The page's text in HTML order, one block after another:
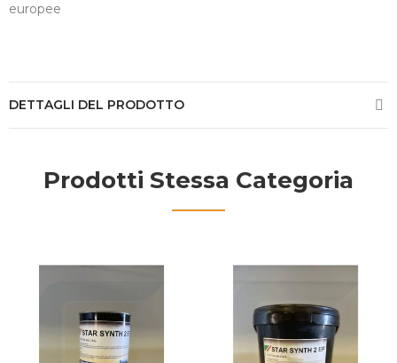
europee
DETTAGLI DEL PRODOTTO
Prodotti Stessa Categoria